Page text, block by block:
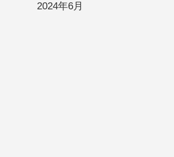
2024年6月